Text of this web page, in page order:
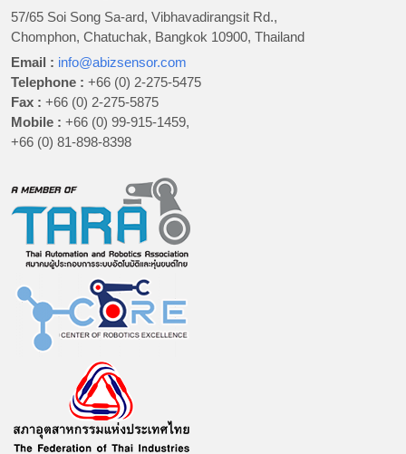
57/65 Soi Song Sa-ard, Vibhavadirangsit Rd.,
Chomphon, Chatuchak, Bangkok 10900, Thailand
Email : info@abizsensor.com
Telephone : +66 (0) 2-275-5475
Fax : +66 (0) 2-275-5875
Mobile : +66 (0) 99-915-1459,
+66 (0) 81-898-8398